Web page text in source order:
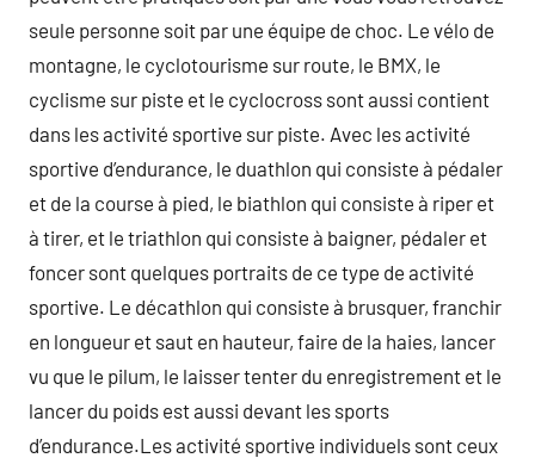
seule personne soit par une équipe de choc. Le vélo de
montagne, le cyclotourisme sur route, le BMX, le
cyclisme sur piste et le cyclocross sont aussi contient
dans les activité sportive sur piste. Avec les activité
sportive d’endurance, le duathlon qui consiste à pédaler
et de la course à pied, le biathlon qui consiste à riper et
à tirer, et le triathlon qui consiste à baigner, pédaler et
foncer sont quelques portraits de ce type de activité
sportive. Le décathlon qui consiste à brusquer, franchir
en longueur et saut en hauteur, faire de la haies, lancer
vu que le pilum, le laisser tenter du enregistrement et le
lancer du poids est aussi devant les sports
d’endurance.Les activité sportive individuels sont ceux